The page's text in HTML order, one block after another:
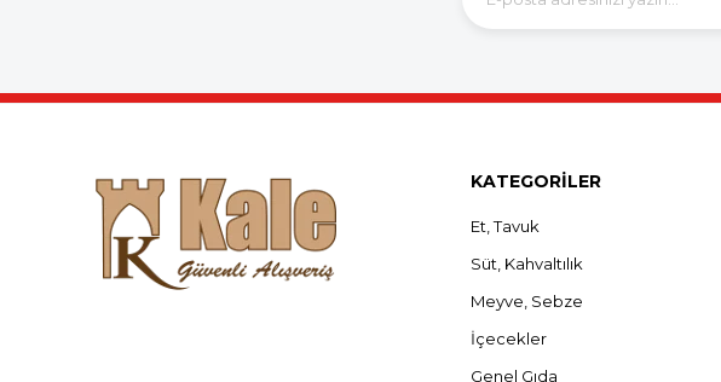
KATEGORİLER
Et, Tavuk
Süt, Kahvaltılık
Meyve, Sebze
İçecekler
Genel Gıda